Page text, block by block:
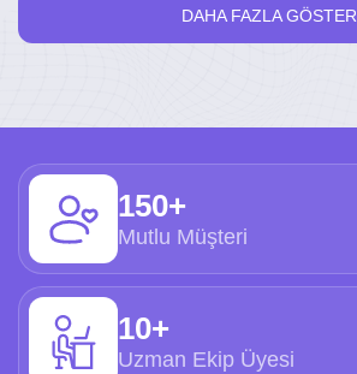
DAHA FAZLA GÖSTER
150+
Mutlu Müşteri
10+
Uzman Ekip Üyesi